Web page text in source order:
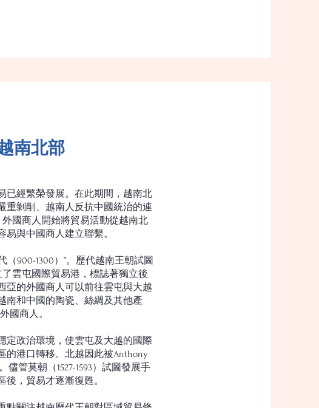
南北部
已經繁榮發展。在此期間，越南北
重剝削、越南人反抗中國統治的連
國商人開始將貿易活動從越南北
與中國商人建立聯繫。
900-1300）”。歷代越南王朝試圖
雲屯國際貿易港，標誌著獨立後
亞的外國商人可以前往雲屯與大越
南和中國的陶瓷、絲綢及其他產
國商人。
定政治環境，使雲屯及大越的國際
的港口轉移。北越因此被Anthony
儘管莫朝（1527-1593）試圖發展手
，貿易才逐漸復甦。